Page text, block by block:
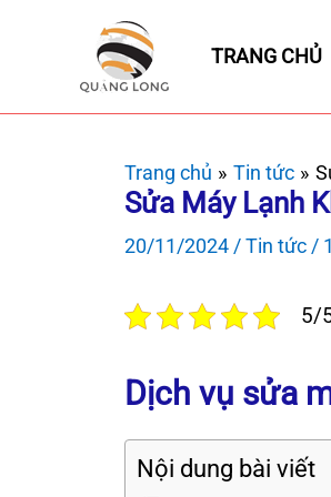
TRANG CHỦ
Trang chủ Tin tức
Sửa Máy Lạnh
20/11/2024 /Tin tức /
5/
Dịch vụ sửa
Nội dung bài viết